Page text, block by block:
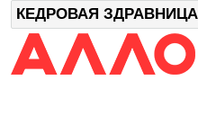
КЕДРОВАЯ